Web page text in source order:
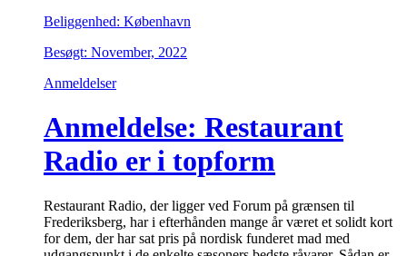
Beliggenhed: København
Besøgt: November, 2022
Anmeldelser
Anmeldelse: Restaurant
Radio er i topform
Restaurant Radio, der ligger ved Forum på grænsen til
Frederiksberg, har i efterhånden mange år været et solidt kort
for dem, der har sat pris på nordisk funderet mad med